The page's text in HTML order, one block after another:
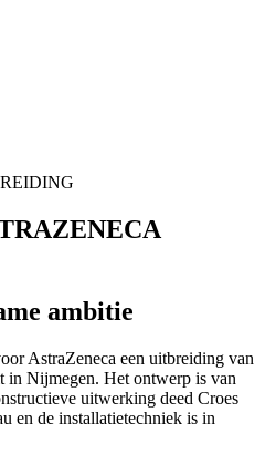
ambitie
AstraZeneca een uitbreiding van
Nijmegen. Het ontwerp is van
uitwerking deed Croes
en de installatietechniek is in